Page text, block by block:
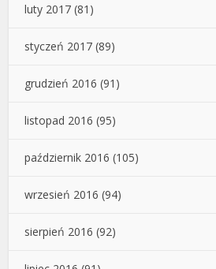
luty 2017 (81)
styczeń 2017 (89)
grudzień 2016 (91)
listopad 2016 (95)
październik 2016 (105)
wrzesień 2016 (94)
sierpień 2016 (92)